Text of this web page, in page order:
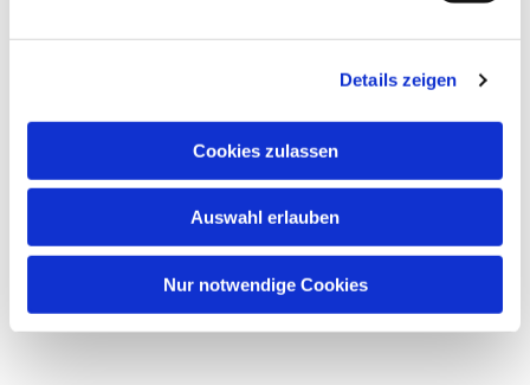
Details zeigen
Cookies zulassen
Auswahl erlauben
Nur notwendige Cookies